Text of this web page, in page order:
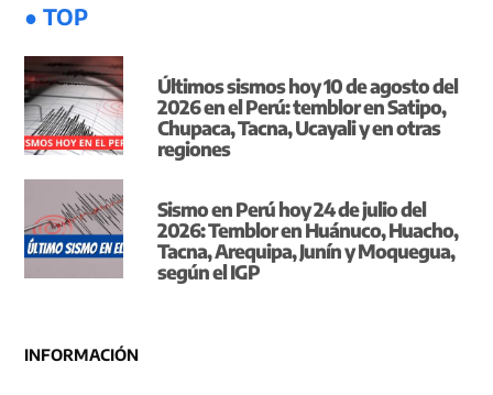
● TOP
Últimos sismos hoy 10 de agosto del
2026 en el Perú: temblor en Satipo,
Chupaca, Tacna, Ucayali y en otras
regiones
Sismo en Perú hoy 24 de julio del
2026: Temblor en Huánuco, Huacho,
Tacna, Arequipa, Junín y Moquegua,
según el IGP
INFORMACIÓN